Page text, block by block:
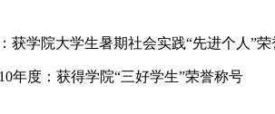
获学院大学生暑期社会实践“先进个人”
年度：获得学院“三好学生”荣誉称号